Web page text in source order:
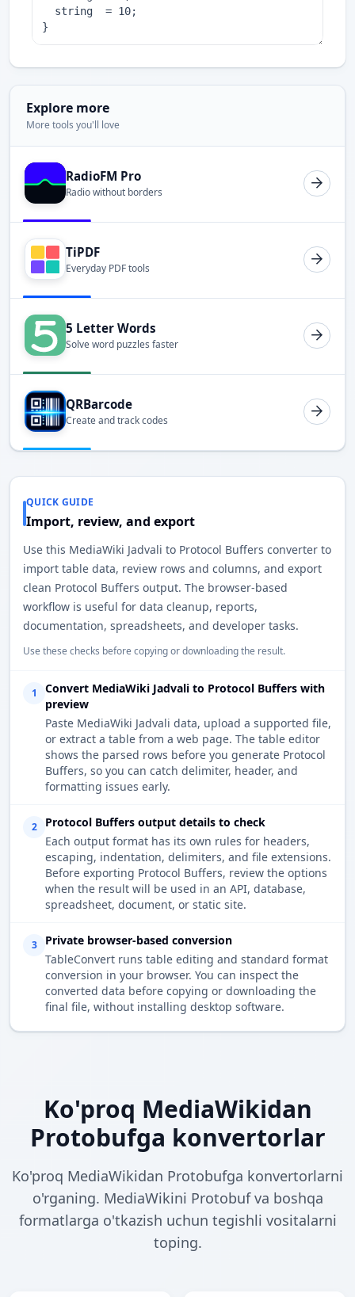
Explore more
More tools you'll love
RadioFM Pro
Radio without borders
TiPDF
Everyday PDF tools
5 Letter Words
Solve word puzzles faster
QRBarcode
Create and track codes
QUICK GUIDE
Import, review, and export
Use this MediaWiki Jadvali to Protocol Buffers converter to
import table data, review rows and columns, and export
clean Protocol Buffers output. The browser-based
workflow is useful for data cleanup, reports,
documentation, spreadsheets, and developer tasks.
Use these checks before copying or downloading the result.
1
Convert MediaWiki Jadvali to Protocol Buffers with
preview
Paste MediaWiki Jadvali data, upload a supported file,
or extract a table from a web page. The table editor
shows the parsed rows before you generate Protocol
Buffers, so you can catch delimiter, header, and
formatting issues early.
2
Protocol Buffers output details to check
Each output format has its own rules for headers,
escaping, indentation, delimiters, and file extensions.
Before exporting Protocol Buffers, review the options
when the result will be used in an API, database,
spreadsheet, document, or static site.
3
Private browser-based conversion
TableConvert runs table editing and standard format
conversion in your browser. You can inspect the
converted data before copying or downloading the
final file, without installing desktop software.
Ko'proq MediaWikidan
Protobufga konvertorlar
Ko'proq MediaWikidan Protobufga konvertorlarni
o'rganing. MediaWikini Protobuf va boshqa
formatlarga o'tkazish uchun tegishli vositalarni
toping.